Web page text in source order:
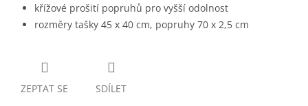
křížové prošití popruhů pro vyšší odolnost
rozměry tašky 45 x 40 cm, popruhy 70 x 2,5 cm
ZEPTAT SE SDÍLET